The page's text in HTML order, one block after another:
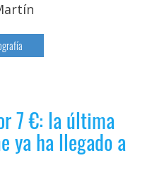
7 €: la última
ya ha llegado a